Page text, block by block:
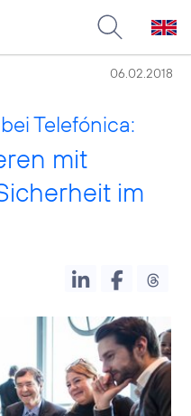
06.02.2018
Telefónica:
mit
im